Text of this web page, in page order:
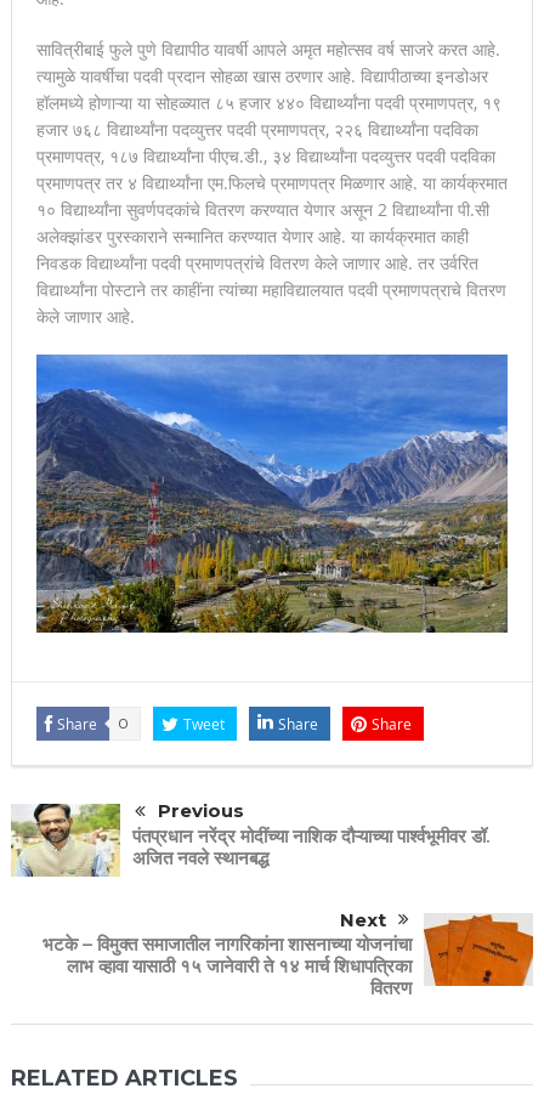
सावित्रीबाई फुले पुणे विद्यापीठ यावर्षी आपले अमृत महोत्सव वर्ष साजरे करत आहे.
त्यामुळे यावर्षीचा पदवी प्रदान सोहळा खास ठरणार आहे. विद्यापीठाच्या इनडोअर
हॉलमध्ये होणाऱ्या या सोहळ्यात ८५ हजार ४४० विद्यार्थ्यांना पदवी प्रमाणपत्र, १९
हजार ७६८ विद्यार्थ्यांना पदव्युत्तर पदवी प्रमाणपत्र, २२६ विद्यार्थ्यांना पदविका
प्रमाणपत्र, १८७ विद्यार्थ्यांना पीएच.डी., ३४ विद्यार्थ्यांना पदव्युत्तर पदवी पदविका
प्रमाणपत्र तर ४ विद्यार्थ्यांना एम.फिलचे प्रमाणपत्र मिळणार आहे. या कार्यक्रमात
१० विद्यार्थ्यांना सुवर्णपदकांचे वितरण करण्यात येणार असून 2 विद्यार्थ्यांना पी.सी
अलेक्झांडर पुरस्काराने सन्मानित करण्यात येणार आहे. या कार्यक्रमात काही
निवडक विद्यार्थ्यांना पदवी प्रमाणपत्रांचे वितरण केले जाणार आहे. तर उर्वरित
विद्यार्थ्यांना पोस्टाने तर काहींना त्यांच्या महाविद्यालयात पदवी प्रमाणपत्राचे वितरण
केले जाणार आहे.
Share 0 Tweet Share Share
Previous
पंतप्रधान नरेंद्र मोदींच्या नाशिक दौऱ्याच्या पार्श्वभूमीवर डॉ.
अजित नवले स्थानबद्ध
Next
भटके – विमुक्त समाजातील नागरिकांना शासनाच्या योजनांचा
लाभ व्हावा यासाठी १५ जानेवारी ते १४ मार्च शिधापत्रिका
वितरण
RELATED ARTICLES